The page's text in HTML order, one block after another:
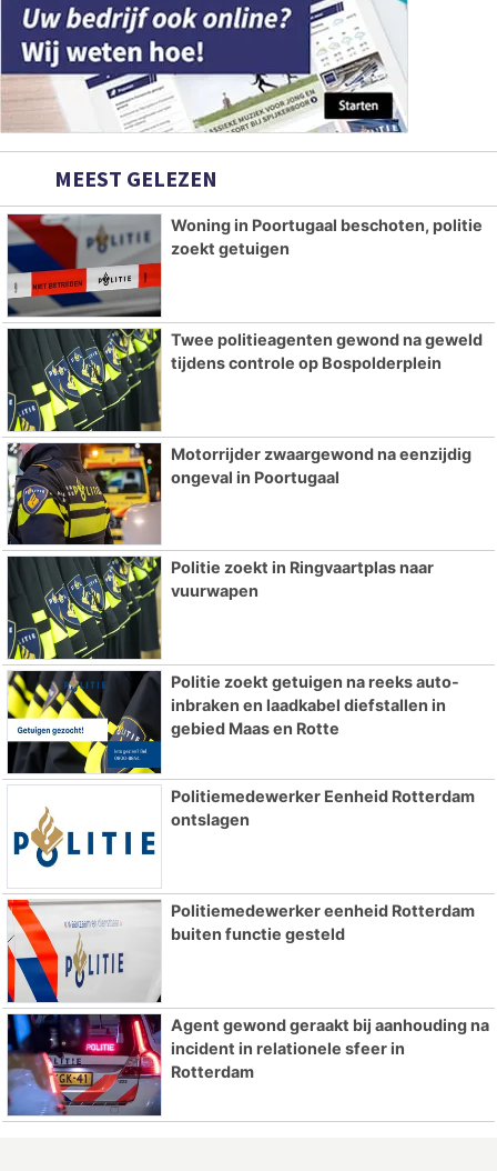
MEEST GELEZEN
Woning in Poortugaal beschoten, politie
zoekt getuigen
Twee politieagenten gewond na geweld
tijdens controle op Bospolderplein
Motorrijder zwaargewond na eenzijdig
ongeval in Poortugaal
Politie zoekt in Ringvaartplas naar
vuurwapen
Politie zoekt getuigen na reeks auto-
inbraken en laadkabel diefstallen in
gebied Maas en Rotte
Politiemedewerker Eenheid Rotterdam
ontslagen
Politiemedewerker eenheid Rotterdam
buiten functie gesteld
Agent gewond geraakt bij aanhouding na
incident in relationele sfeer in
Rotterdam